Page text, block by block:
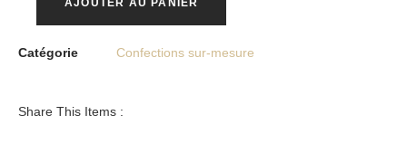
AJOUTER AU PANIER
Catégorie Confections sur-mesure
Share This Items :